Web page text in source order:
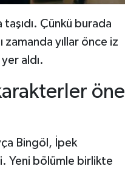
taşıdı. Çünkü burada
yıllar önce iz
aldı.
öne
Bingöl, İpek
Yeni bölümle birlikte